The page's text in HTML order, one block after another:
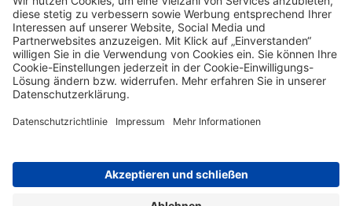
Impressum Datenschutz Barrierefreiheit